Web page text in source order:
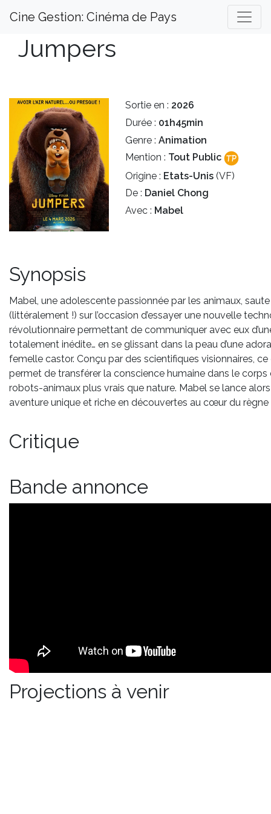
Cine Gestion: Cinéma de Pays
Jumpers
Sortie en : 2026
Durée : 01h45min
Genre : Animation
Mention : Tout Public
Origine : Etats-Unis (VF)
De : Daniel Chong
Avec : Mabel
Synopsis
Mabel, une adolescente passionnée par les animaux, saute
(littéralement !) sur l’occasion d’essayer une nouvelle
révolutionnaire permettant de communiquer avec eux
totalement inédite… en se glissant dans la peau d’une
femelle castor. Conçu par des scientifiques visionnaires,
permet de transférer la conscience humaine dans le corps
robots-animaux plus vrais que nature. Mabel se lance
aventure unique et riche en découvertes au cœur du règne
Critique
Bande annonce
Projections à venir